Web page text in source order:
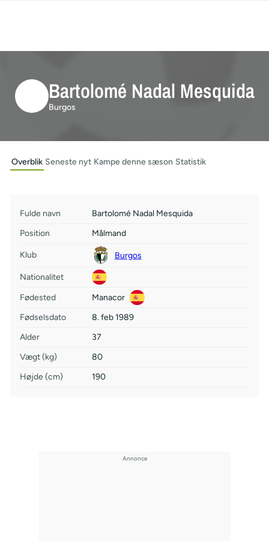
Bartolomé Nadal Mesquida
Burgos
Overblik Seneste nyt Kampe denne sæson Statistik
Fulde navn
Bartolomé Nadal Mesquida
Position
Målmand
Klub Burgos
Nationalitet
Fødested
Manacor
Fødselsdato
8. feb 1989
Alder
37
Vægt (kg)
80
Højde (cm)
190